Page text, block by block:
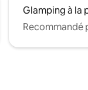
Glamping à la
Recommandé